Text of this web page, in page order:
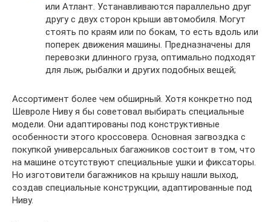
или Атлант. Устанавливаются параллельно друг
другу с двух сторон крыши автомобиля. Могут
стоять по краям или по бокам, то есть вдоль или
поперек движения машины. Предназначены для
перевозки длинного груза, оптимально подходят
для лыж, рыбалки и других подобных вещей;
Ассортимент более чем обширный. Хотя конкретно под
Шевроле Ниву я бы советовал выбирать специальные
модели. Они адаптированы под конструктивные
особенности этого кроссовера. Основная загвоздка с
покупкой универсальных багажников состоит в том, что
на машине отсутствуют специальные ушки и фиксаторы.
Но изготовители багажников на крышу нашли выход,
создав специальные конструкции, адаптированные под
Ниву.